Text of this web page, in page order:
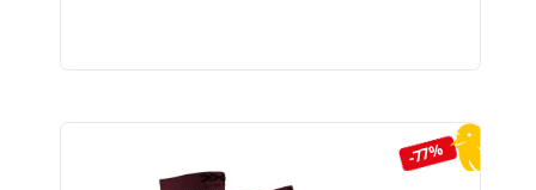
-77%